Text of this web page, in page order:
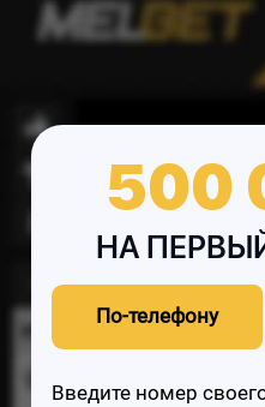
500
НА
По-телефону
Введите номер